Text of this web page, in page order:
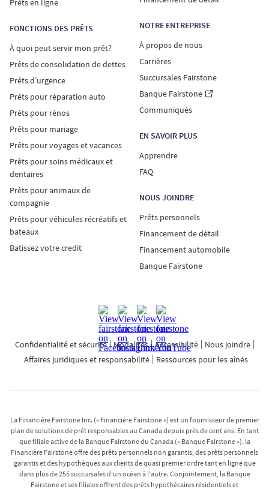
Prêts en ligne
FONCTIONS DES PRÊTS
À quoi peut servir mon prêt?
Prêts de consolidation de dettes
Prêts d’urgence
Prêts pour réparation auto
Prêts pour rénos
Prêts pour mariage
Prêts pour voyages et vacances
Prêts pour soins médicaux et
dentaires
Prêts pour animaux de
compagnie
Prêts pour véhicules récréatifs et
bateaux
Batissez votre credit
NOTRE ENTREPRISE
À propos de nous
Carrières
Succursales Fairstone
Banque Fairstone
Communiqués
EN SAVOIR PLUS
Apprendre
FAQ
NOUS JOINDRE
Prêts personnels
Financement de détail
Financement automobile
Banque Fairstone
Confidentialité et sécurité Modalités Accessibilité
Nous joindre
Affaires juridiques et responsabilité
Ressources pour les aînés
La Financière Fairstone Inc. (« Financière Fairstone ») est un fournisseur de premier
plan de solutions de prêt responsables au Canada depuis près de cent ans. En tant
que filiale active de la Banque Fairstone du Canada (« Banque Fairstone »), la
Financière Fairstone offre des prêts personnels non garantis, des prêts personnels
garantis et des hypothèques aux clients de quasi premier ordre tant en ligne que
dans plus de 255 succursales d’un océan à l’autre. Conjointement, la Banque
Fairstone et ses filiales offrent des prêts hypothécaires résidentiels et